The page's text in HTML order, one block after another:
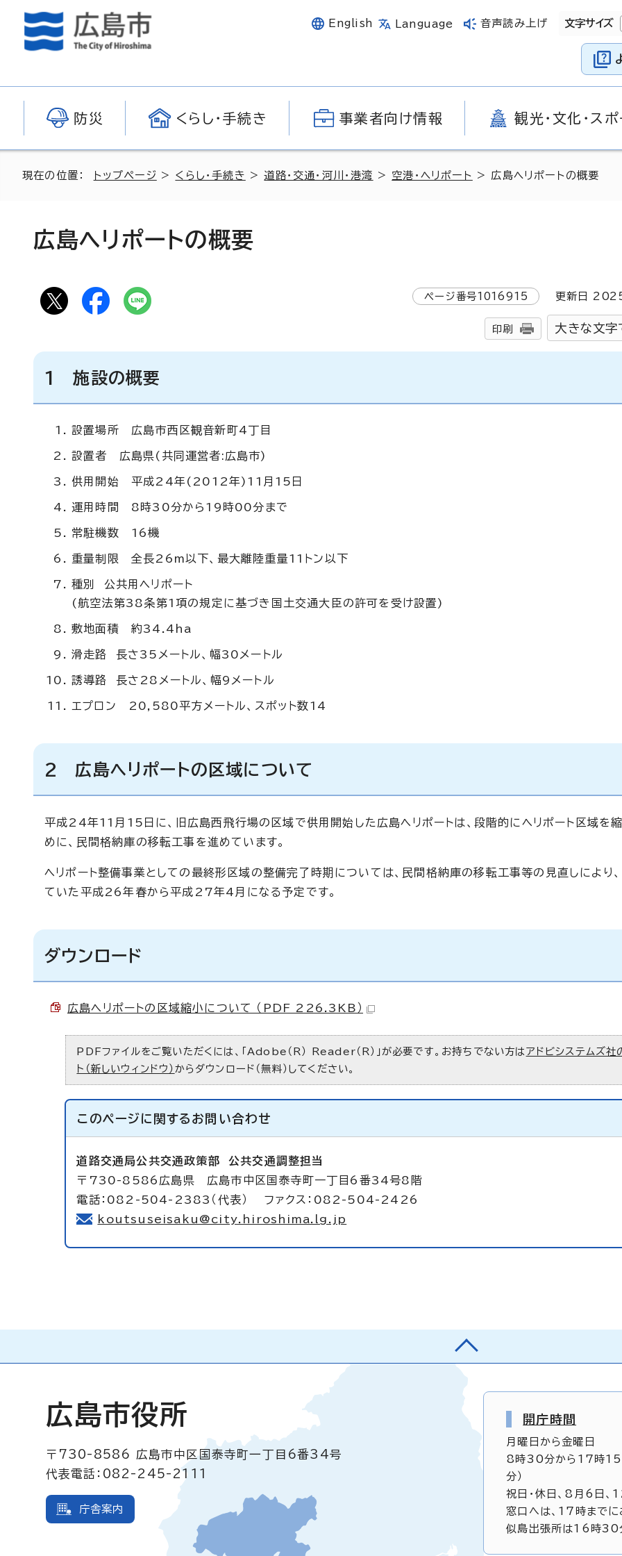
English Language 音声読み上げ 文字サイズ
防災 くらし・手続き 事業者向け情報 観光・文化・ス
現在の位置： トップページ > くらし・手続き >道路・交通・河川・港湾 > 空港・ヘリポート > 広島ヘリポートの概要
広島ヘリポートの概要
ページ番号1016915 更新日
印刷 大きな文字
1 施設の概要
設置場所 広島市西区観音新町4丁目
設置者 広島県(共同運営者:広島市)
供用開始 平成24年(2012年)11月15日
運用時間 8時30分から19時00分まで
常駐機数 16機
重量制限 全長26m以下、最大離陸重量11トン以下
種別 公共用ヘリポート
(航空法第38条第1項の規定に基づき国土交通大臣の許可を受け設置)
敷地面積 約34.4ha
滑走路 長さ35メートル、幅30メートル
誘導路 長さ28メートル、幅9メートル
エプロン 20,580平方メートル、スポット数14
2 広島ヘリポートの区域について
平成24年11月15日に、旧広島西飛行場の区域で供用開始した広島ヘリポートは、段階的にヘリポート区域を
めに、民間格納庫の移転工事を進めています。
ヘリポート整備事業としての最終形区域の整備完了時期については、民間格納庫の移転工事等の見直しにより
ていた平成26年春から平成27年4月になる予定です。
ダウンロード
広島ヘリポートの区域縮小について （PDF 226.3KB）
PDFファイルをご覧いただくには、「Adobe（R） Reader（R）」が必要です。お持ちでない方は アドビシステムズ社
ト（新しいウィンドウ） からダウンロード（無料）してください。
このページに関する お問い合わせ
道路交通局公共交通政策部公共交通調整担当
〒730-8586広島県 広島市中区国泰寺町一丁目6番34号8階
電話：082-504-2383（代表） ファクス：082-504-2426
koutsuseisaku@city.hiroshima.lg.jp
広島市役所
〒730-8586
広島市中区国泰寺町一丁目6番34号
代表電話：082-245-2111
庁舎案内
開庁時間
月曜日から金曜日
8時30分から17時15
分）
祝日・休日、8月6日
窓口へは、17時までに
似島出張所は16時30